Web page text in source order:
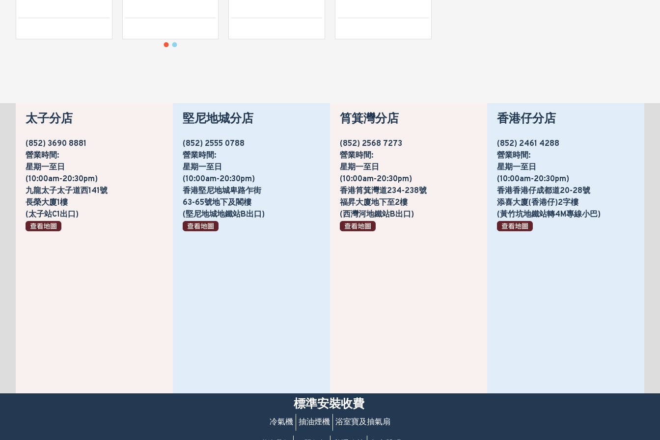
太子分店
(852) 3690 8881
營業時間:
星期一至日
(10:00am-20:30pm)
九龍太子太子道西141號
長榮大廈1樓
(太子站C1出口)
堅尼地城分店
(852) 2555 0788
營業時間:
星期一至日
(10:00am-20:30pm)
香港堅尼地城卑路乍街
63-65號地下及閣樓
(堅尼地城地鐵站B出口)
筲箕灣分店
(852) 2568 7273
營業時間:
星期一至日
(10:00am-20:30pm)
香港筲箕灣道234-238號
福昇大廈地下至2樓
(西灣河地鐵站B出口)
香港仔分店
(852) 2461 4288
營業時間:
星期一至日
(10:00am-20:30pm)
香港香港仔成都道20-28號
添喜大廈(香港仔)2字樓
(黃竹坑地鐵站轉4M專線小巴)
標準安裝收費
冷氣機 抽油煙機 浴室寶及抽氣扇